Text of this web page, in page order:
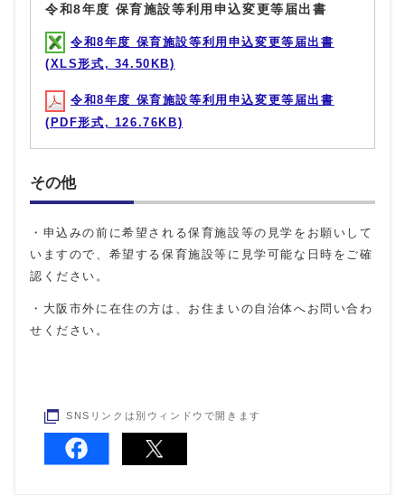
令和8年度 保育施設等利用申込変更等届出書
令和8年度 保育施設等利用申込変更等届出書
(XLS形式, 34.50KB)
令和8年度 保育施設等利用申込変更等届出書
(PDF形式, 126.76KB)
その他
・申込みの前に希望される保育施設等の見学をお願いして
いますので、希望する保育施設等に見学可能な日時をご確
認ください。
・大阪市外に在住の方は、お住まいの自治体へお問い合わ
せください。
SNSリンクは別ウィンドウで開きます